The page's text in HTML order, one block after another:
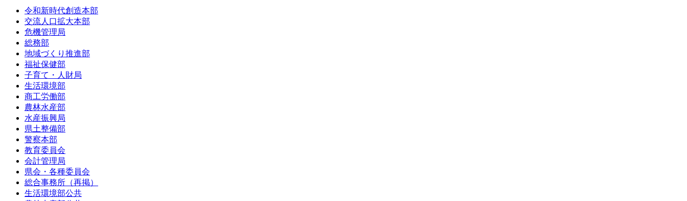
令和新時代創造本部
交流人口拡大本部
危機管理局
総務部
地域づくり推進部
福祉保健部
子育て・人財局
生活環境部
商工労働部
農林水産部
水産振興局
県土整備部
警察本部
教育委員会
会計管理局
県会・各種委員会
総合事務所（再掲）
生活環境部公共